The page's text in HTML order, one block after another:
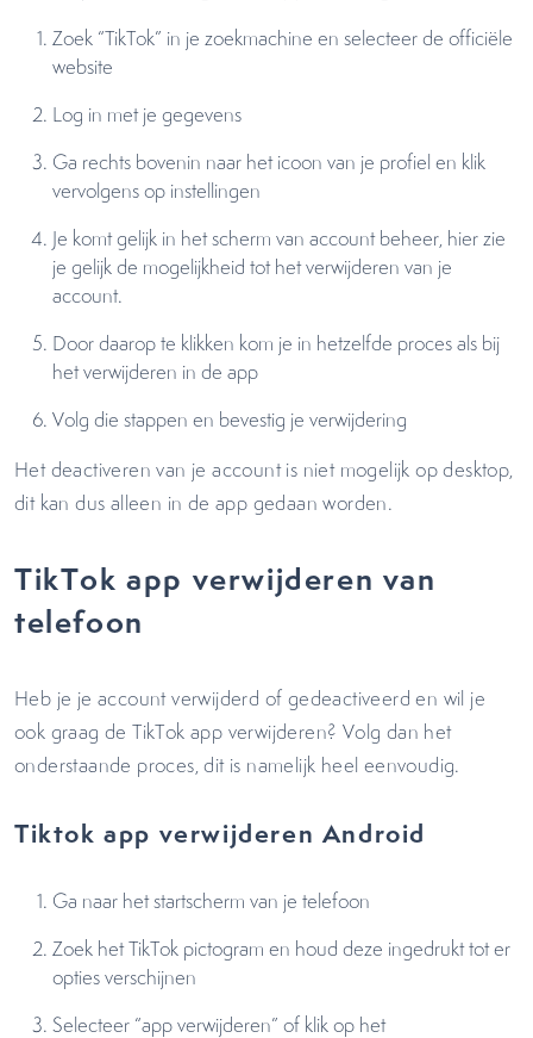
Zoek “TikTok” in je zoekmachine en selecteer de officiële
website
Log in met je gegevens
Ga rechts bovenin naar het icoon van je profiel en klik
vervolgens op instellingen
Je komt gelijk in het scherm van account beheer, hier zie
je gelijk de mogelijkheid tot het verwijderen van je
account.
Door daarop te klikken kom je in hetzelfde proces als bij
het verwijderen in de app
Volg die stappen en bevestig je verwijdering
Het deactiveren van je account is niet mogelijk op desktop,
dit kan dus alleen in de app gedaan worden.
TikTok app verwijderen van
telefoon
Heb je je account verwijderd of gedeactiveerd en wil je
ook graag de TikTok app verwijderen? Volg dan het
onderstaande proces, dit is namelijk heel eenvoudig.
Tiktok app verwijderen Android
Ga naar het startscherm van je telefoon
Zoek het TikTok pictogram en houd deze ingedrukt tot er
opties verschijnen
Selecteer “app verwijderen” of klik op het